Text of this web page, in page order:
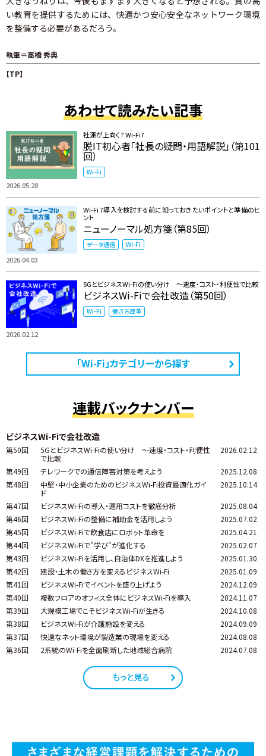
い教育を提供するためには、快適かつ安心安全なネットワーク環境
を整備する必要があるだろう。
執筆＝高橋 秀典
【TP】
あわせて読みたい記事
2026.05.28
社運が上向く? Wi-Fi7
脱IT初心者「社長の疑問・用語解説」（第101
回）
Wi-Fi
2026.04.03
Wi-Fi 7導入を検討する前に知っておきたいポイントと準備のヒ
ント
ニューノーマル処方箋（第85回）
データ通信 Wi-Fi
2026.02.12
5GとビジネスWi-Fiの使い分け ～速度・コスト・利便性で比較
ビジネスWi-Fiで会社改造（第50回）
Wi-Fi 働き方改革
「Wi-Fi」カテゴリーから探す
連載バックナンバー
ビジネスWi-Fiで会社改造
第50回
5GとビジネスWi-Fiの使い分け ～速度・コスト・利便性
で比較
2026.02.12
第49回 テレワークでの通信障害対策を考えよう
2025.12.08
第48回
中堅・中小企業のためのビジネスWi-Fi投資最適化ガイ
ド
2025.10.14
第47回 ビジネスWi-Fiの導入・運用コストを徹底分析
2025.08.04
第46回
ビジネスWi-Fiの整備に補助金を活用しよう
2025.07.02
第45回
ビジネスWi-Fiで飲食店にロボット革命を
2025.04.21
第44回
ビジネスWi-Fiで"学び"が進化する
2025.02.07
第43回
ビジネスWi-Fiを活用し、自治体DXを推進しよう
2025.01.30
第42回
建設・土木の働き方を変えるビジネスWi-Fi
2025.01.09
第41回
ビジネスWi-Fiでイベントを盛り上げよう
2024.12.09
第40回
複数フロアのオフィス全体にビジネスWi-Fiを導入
2024.11.07
第39回
大規模工場でこそビジネスWi-Fiが生きる
2024.10.08
第38回
ビジネスWi-Fiが介護施設を変える
2024.09.09
第37回
快適なネット環境が製造業の現場を変える
2024.08.08
第36回
2系統のWi-Fiを全面刷新した地域総合病院 2024.07.08
もっと見る